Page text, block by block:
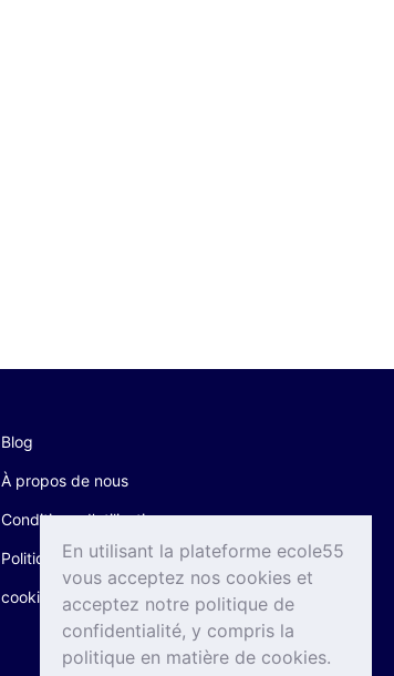
Blog
À propos de nous
Conditions d'utilisation
Politique de confidentialité & Politique de
cookie
En utilisant la plateforme ecole55
vous acceptez nos cookies et
acceptez notre politique de
confidentialité, y compris la
politique en matière de cookies.